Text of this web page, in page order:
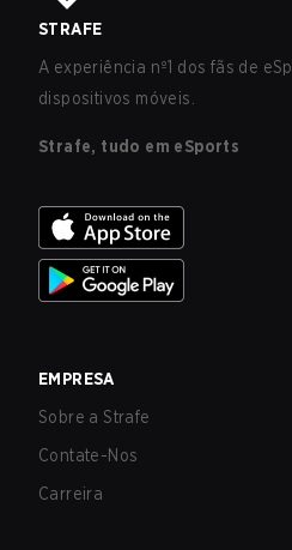
STRAFE
A experiência nº1 dos fãs de
dispositivos móveis.
Strafe, tudo em eSports
EMPRESA
Sobre a Strafe
Contate-Nos
Carreira